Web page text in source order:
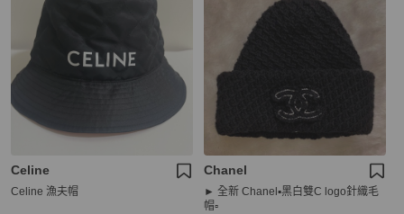
Celine
Celine 漁夫帽
Chanel
► 全新 Chanel▪️黑白雙C logo針織毛
帽▫️